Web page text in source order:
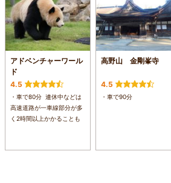
アドベンチャーワール
ド
4.5
・車で80分 連休中などは
高速道路が一車線部分が多
く2時間以上かかることも
高野山 金剛峯寺
4.5
・車で90分